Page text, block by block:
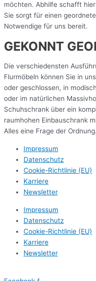
möchten. Abhilfe schafft
Sie sorgt für einen
Notwendige für uns bereit.
GEKONNT
Die verschiedensten
Flurmöbeln können Sie in
oder geschlossen, in
oder im natürlichen
Schuhschrank über ein
raumhohen Einbauschrank
Alles eine Frage der Ordnung.
Impressum
Datenschutz
Cookie-Richtlinie (EU)
Karriere
Newsletter
Impressum
Datenschutz
Cookie-Richtlinie (EU)
Karriere
Newsletter